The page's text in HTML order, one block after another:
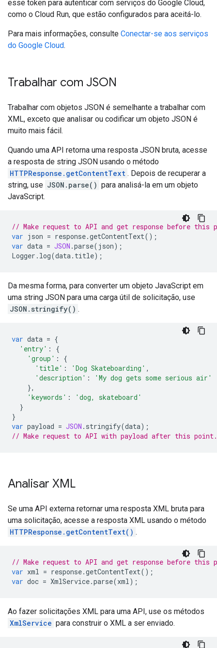
esse token para autenticar com serviços do Google Cloud,
como o Cloud Run, que estão configurados para aceitá-lo.
Para mais informações, consulte Conectar-se aos serviços
do Google Cloud.
Trabalhar com JSON
Trabalhar com objetos JSON é semelhante a trabalhar com
XML, exceto que analisar ou codificar um objeto JSON é
muito mais fácil.
Quando uma API retorna uma resposta JSON bruta, acesse
a resposta de string JSON usando o método
HTTPResponse.getContentText . Depois de recuperar a
string, use JSON.parse() para analisá-la em um objeto
JavaScript.
// Make request to API and get response before this
var json = response.getContentText();
var data = JSON .parse( json);
Logger . log(data. title);
Da mesma forma, para converter um objeto JavaScript em
uma string JSON para uma carga útil de solicitação, use
JSON.stringify() .
var data = {
'entry' :
{
'group' :
{
'title' : 'Dog Skateboarding' ,
'description' :
'My dog gets some serious air'
},
'keywords' :
'dog, skateboard'
}
}
var payload = JSON . stringify(data);
// Make request to API with payload after this point.
Analisar XML
Se uma API externa retornar uma resposta XML bruta para
uma solicitação, acesse a resposta XML usando o método
HTTPResponse.getContentText() .
// Make request to API and get response before this
var xml = response.getContentText();
var doc = XmlService.parse(xml);
Ao fazer solicitações XML para uma API, use os métodos
XmlService para construir o XML a ser enviado.